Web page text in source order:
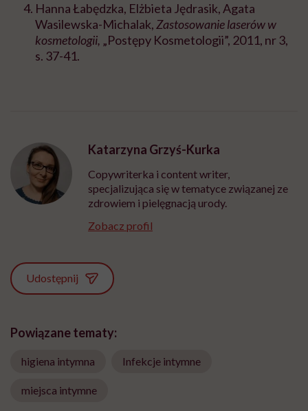
Hanna Łabędzka, Elżbieta Jędrasik, Agata
Wasilewska-Michalak, Zastosowanie laserów w
kosmetologii, „Postępy Kosmetologii”, 2011, nr 3,
s. 37-41.
Katarzyna Grzyś-Kurka
Copywriterka i content writer,
specjalizująca się w tematyce związanej ze
zdrowiem i pielęgnacją urody.
Zobacz profil
Udostępnij
Powiązane tematy:
higiena intymna Infekcje intymne
miejsca intymne